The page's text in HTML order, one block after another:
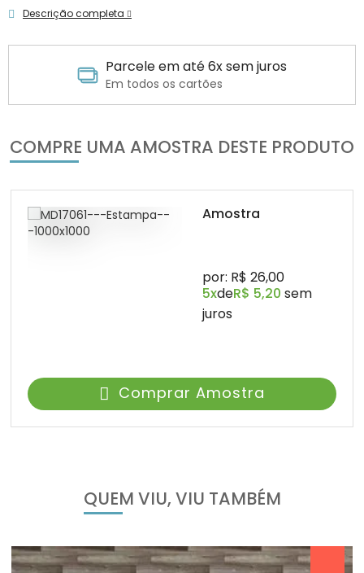
Descrição completa
Parcele em até 6x sem juros
Em todos os cartões
COMPRE UMA AMOSTRA DESTE PRODUTO
Amostra
por: R$ 26,00
5xdeR$ 5,20 sem
juros
Comprar Amostra
QUEM VIU, VIU TAMBÉM